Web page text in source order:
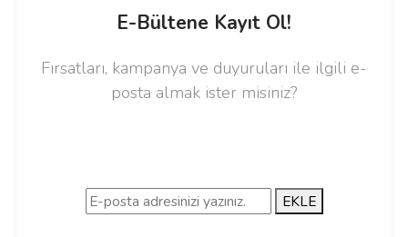
E-Bültene Kayıt Ol!
Fırsatları, kampanya ve duyuruları ile ilgili e-
posta almak ister misiniz?
EKLE